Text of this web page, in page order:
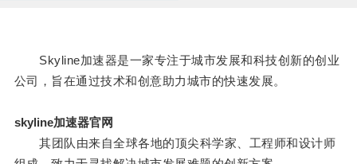
Skyline加速器是一家专注于城市发展和科技创新的创业
公司，旨在通过技术和创意助力城市的快速发展。
skyline加速器官网
其团队由来自全球各地的顶尖科学家、工程师和设计师